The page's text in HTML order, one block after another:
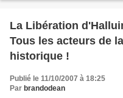
La Libération
Tous les acteurs de
historique !
Publié le 11/10/2007 à 18:25
Par brandodean